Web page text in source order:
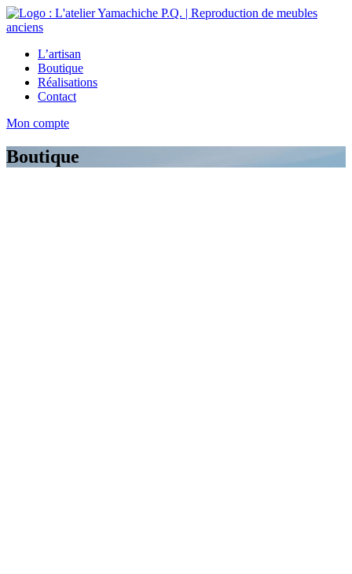
L’artisan
Boutique
Réalisations
Contact
Mon compte
Boutique